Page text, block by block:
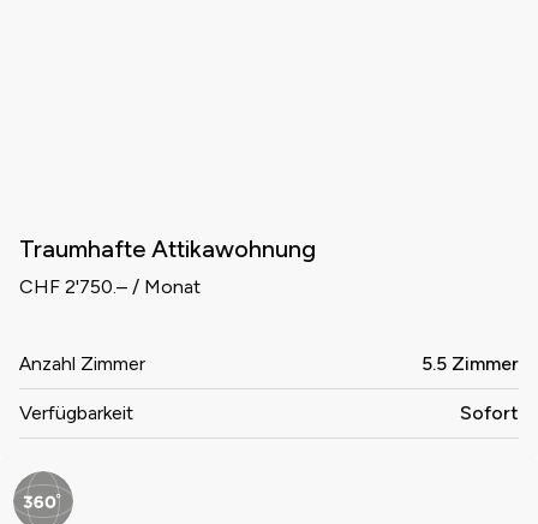
Traumhafte Attikawohnung
CHF 2'750.– / Monat
Anzahl Zimmer 5.5 Zimmer
Verfügbarkeit Sofort